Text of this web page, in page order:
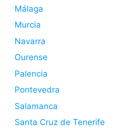
Málaga
Murcia
Navarra
Ourense
Palencia
Pontevedra
Salamanca
Santa Cruz de Tenerife